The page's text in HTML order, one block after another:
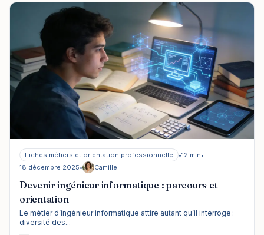
Fiches métiers et orientation professionnelle •12 min•
18 décembre 2025• Camille
Devenir ingénieur informatique : parcours et
orientation
Le métier d’ingénieur informatique attire autant qu’il interroge :
diversité des...